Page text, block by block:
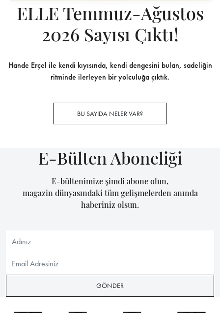
ELLE Temmuz-Ağustos
2026 Sayısı Çıktı!
Hande Erçel ile kendi kıyısında, kendi dengesini bulan, sadeliğin
ritminde ilerleyen bir yolculuğa çıktık.
BU SAYIDA NELER VAR?
E-Bülten Aboneliği
E-bültenimize şimdi abone olun,
magazin dünyasındaki tüm gelişmelerden anında
haberiniz olsun.
GÖNDER